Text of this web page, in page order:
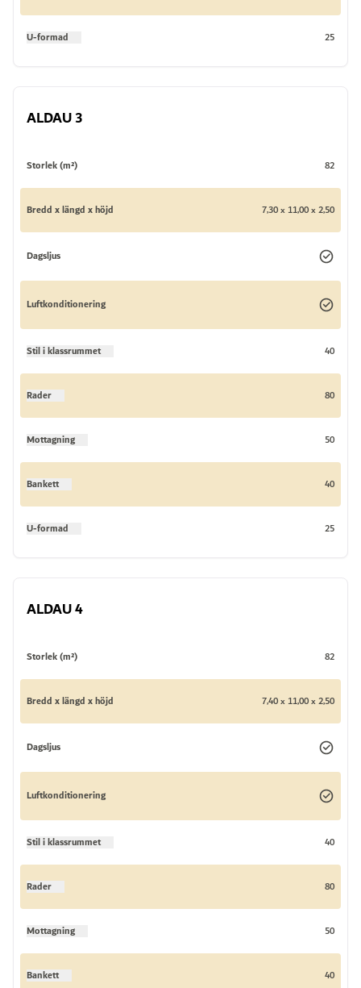
U-formad 25
ALDAU 3
Storlek (m²) 82
Bredd x längd x höjd 7,30 x 11,00 x 2,50
Dagsljus
Luftkonditionering
Stil i klassrummet 40
Rader 80
Mottagning 50
Bankett 40
U-formad 25
ALDAU 4
Storlek (m²) 82
Bredd x längd x höjd 7,40 x 11,00 x 2,50
Dagsljus
Luftkonditionering
Stil i klassrummet 40
Rader 80
Mottagning 50
Bankett 40